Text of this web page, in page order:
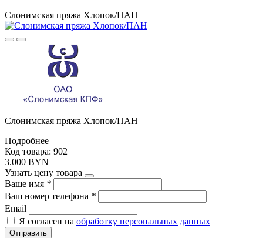
Слонимская пряжа Хлопок/ПАН
Слонимская пряжа Хлопок/ПАН
Подробнее
Код товара: 902
3.000 BYN
Узнать цену товара
Ваше имя *
Ваш номер телефона *
Email
Я согласен на обработку персональных данных
Отправить